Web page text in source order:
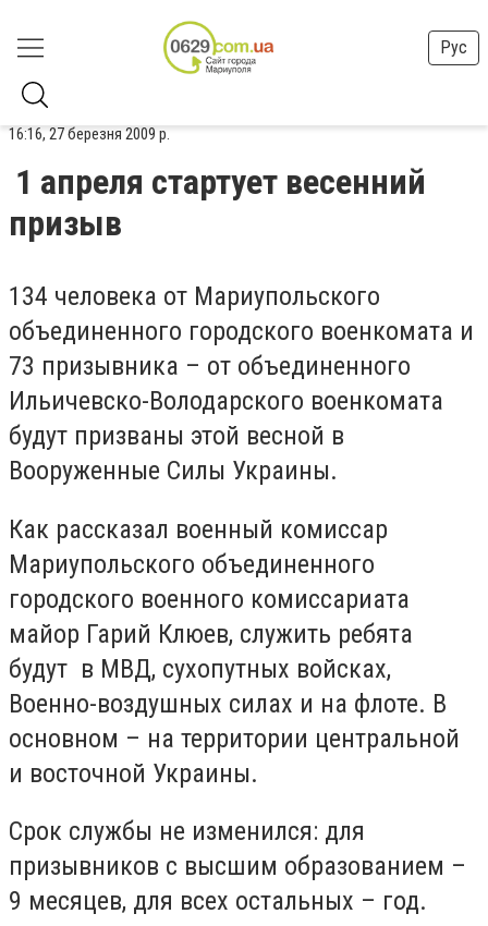
Рус
16:16, 27 березня 2009 р.
1 апреля стартует весенний
призыв
134 человека от Мариупольского
объединенного городского военкомата и
73 призывника – от объединенного
Ильичевско-Володарского военкомата
будут призваны этой весной в
Вооруженные Силы Украины.
Как рассказал военный комиссар
Мариупольского объединенного
городского военного комиссариата
майор Гарий Клюев, служить ребята
будут в МВД, сухопутных войсках,
Военно-воздушных силах и на флоте. В
основном – на территории центральной
и восточной Украины.
Срок службы не изменился: для
призывников с высшим образованием –
9 месяцев, для всех остальных – год.